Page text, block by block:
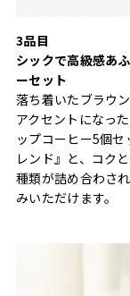
3品目
シックで高級感あ
ーセット
落ち着いたブラウ
アクセントになっ
ップコーヒー5個
レンド』と、コク
種類が詰め合わさ
みいただけます。